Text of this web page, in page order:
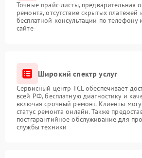
Точные прайс-листы, предварительная
ремонта, отсутствие скрытых платежей
бесплатной консультации по телефону
сайте
Широкий спектр услуг
Сервисный центр TCL обеспечивает
всей РФ, бесплатную диагностику и
включая срочный ремонт. Клиенты
статус ремонта онлайн. Также
постгарантийное обслуживание для
службы техники